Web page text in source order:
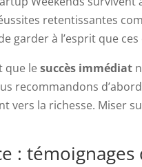
retentissantes
à l’esprit que ces
que lesuccès immédiat
recommandons
la richesse. Miser
: